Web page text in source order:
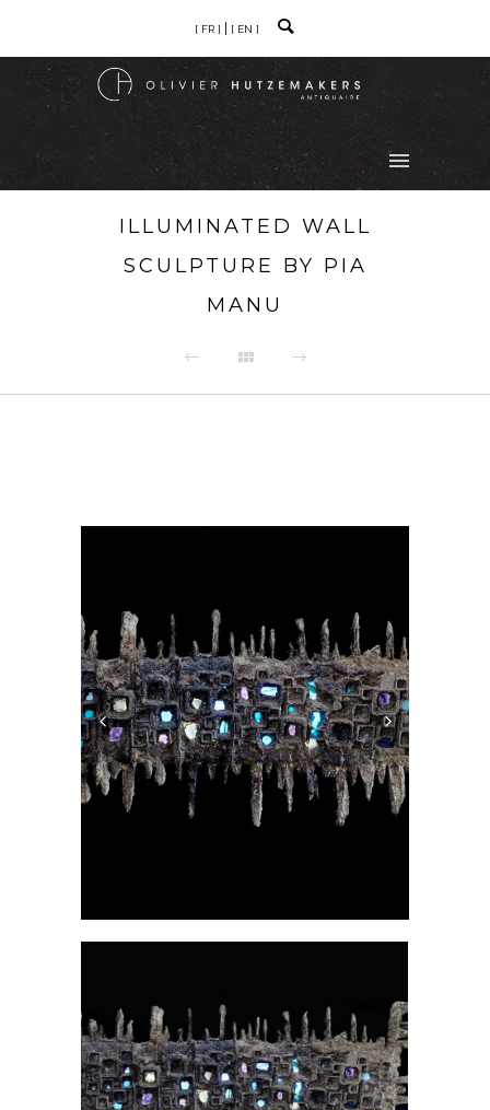
[ FR ] [ EN ]
ILLUMINATED WALL
SCULPTURE BY PIA
MANU